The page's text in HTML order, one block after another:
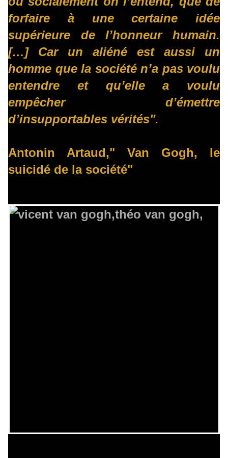
forfaire à une certaine idée
supérieure de l’honneur humain.
[…] Car un aliéné est aussi un
homme que la société n’a pas voulu
entendre et qu’elle a voulu
empêcher d’émettre
d’insupportables vérités".
Antonin Artaud," Van Gogh, le
suicidé de la société"